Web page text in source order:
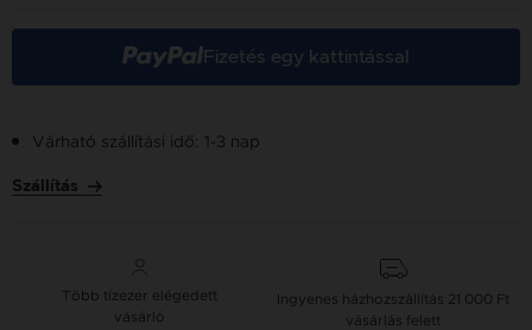
Fizetés egy kattintással
Várható szállítási idő: 1-3 nap
Szállítás
Több tízezer elégedett
vásárló
Ingyenes házhozszállítás 21 000 Ft
vásárlás felett